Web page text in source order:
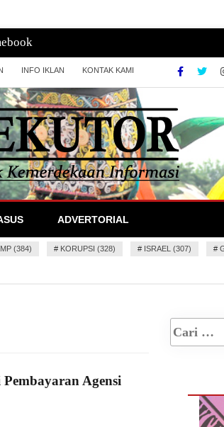
INFO IKLAN KONTAK KAMI
ADVERTORIAL
(384) # KORUPSI (328) # ISRAEL (307) #
Agensi